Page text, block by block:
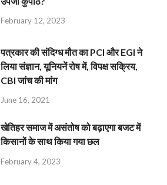
February 12, 2023
पत्रकार की संदिग्ध मौत का PCI और EGI ने
लिया संज्ञान, यूनियनें रोष में, विपक्ष सक्रिय,
CBI जांच की मांग
June 16, 2021
खेतिहर समाज में असंतोष को बढ़ाएगा बजट में
किसानों के साथ किया गया छल
February 4, 2023